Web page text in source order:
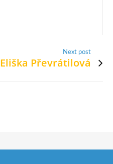
Next post
Eliška Převrátilová